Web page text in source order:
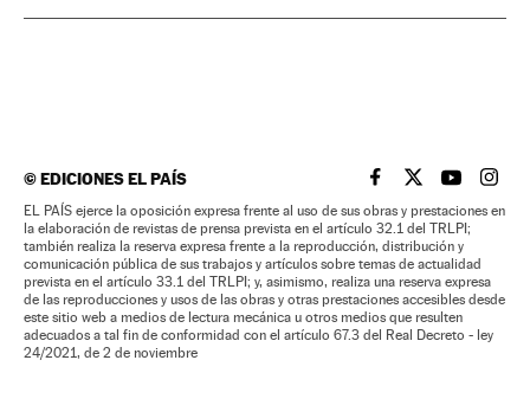
©EDICIONES EL PAÍS EL PAÍS BRASIL EN
EL PAÍSEL PAÍS
EL
EL PAÍS ejerce la oposición expresa frente al uso de sus obras y prestaciones en
la elaboración de revistas de prensa prevista en el artículo 32.1 del TRLPI;
también realiza la reserva expresa frente a la reproducción, distribución y
comunicación pública de sus trabajos y artículos sobre temas de actualidad
prevista en el artículo 33.1 del TRLPI; y, asimismo, realiza una reserva expresa
de las reproducciones y usos de las obras y otras prestaciones accesibles desde
este sitio web a medios de lectura mecánica u otros medios que resulten
adecuados a tal fin de conformidad con el artículo 67.3 del Real Decreto - ley
24/2021, de 2 de noviembre